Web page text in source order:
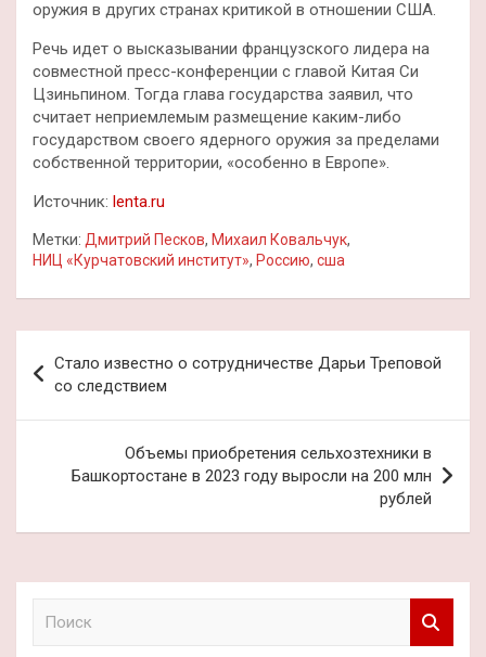
оружия в других странах критикой в отношении США.
Речь идет о высказывании французского лидера на
совместной пресс-конференции с главой Китая Си
Цзиньпином. Тогда глава государства заявил, что
считает неприемлемым размещение каким-либо
государством своего ядерного оружия за пределами
собственной территории, «особенно в Европе».
Источник: lenta.ru
Метки: Дмитрий Песков, Михаил Ковальчук,
НИЦ «Курчатовский институт», Россию, сша
по
записям
Стало известно о сотрудничестве Дарьи Треповой
со следствием
Объемы приобретения сельхозтехники в
Башкортостане в 2023 году выросли на 200 млн
рублей